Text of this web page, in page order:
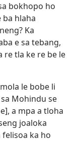
bokhopo ho
ba hlaha
Ka
e sa tebang,
re tla ke re be le
le bobe li
Mohindu se
a mpa a tloha
joaloka
felisoa ka ho